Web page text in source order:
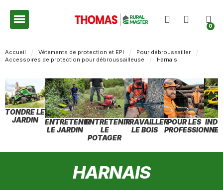
Accueil Vêtements de protection et EPI
Pour débroussailler
Accessoires de protection pour débroussailleuse
Harnais
TONDRE LE
JARDIN
ENTRETENIR
LE JARDIN
ENTRETENIR
LE
POTAGER
TRAVAILLER
LE BOIS
POUR LES
ET
HARNAIS